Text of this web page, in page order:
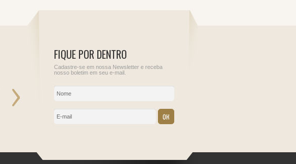
Informe de Rendimentos
do Juros Sobre o Capital
IRRF - Juros de
residente no País,
contratante de
Sem obrigações para
FIQUE POR DENTRO
Cadastre-se em nossa Newsletter e receba
nosso boletim em seu e-mail.